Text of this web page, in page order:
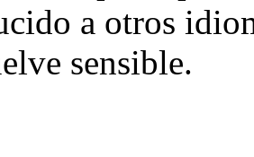
a otros
sensible.